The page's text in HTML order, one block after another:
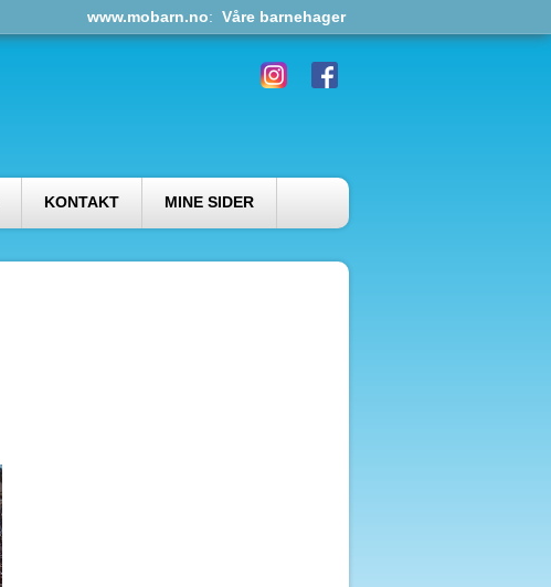
www.mobarn.no: Våre barnehager
KONTAKT MINE SIDER